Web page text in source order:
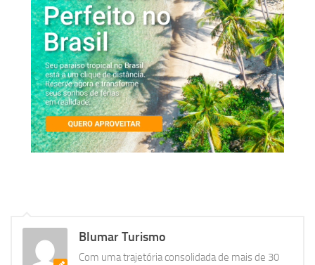
Blumar Turismo
Com uma trajetória consolidada de mais de 30